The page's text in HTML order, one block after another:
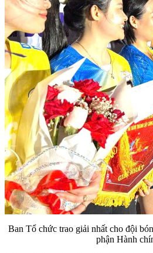
Ban Tổ chức trao giải nhất cho đội
phận Hành